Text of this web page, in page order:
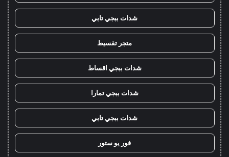
شدات ببجي تابي
متجر تقسيط
شدات ببجي اقساط
شدات ببجي تمارا
شدات ببجي تابي
فور يو ستور